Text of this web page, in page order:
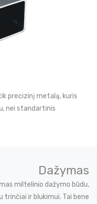
precizinį metalą, kuris
nei standartinis
Dažymas
miltelinio dažymo būdu,
trinčiai ir blukimui. Tai bene